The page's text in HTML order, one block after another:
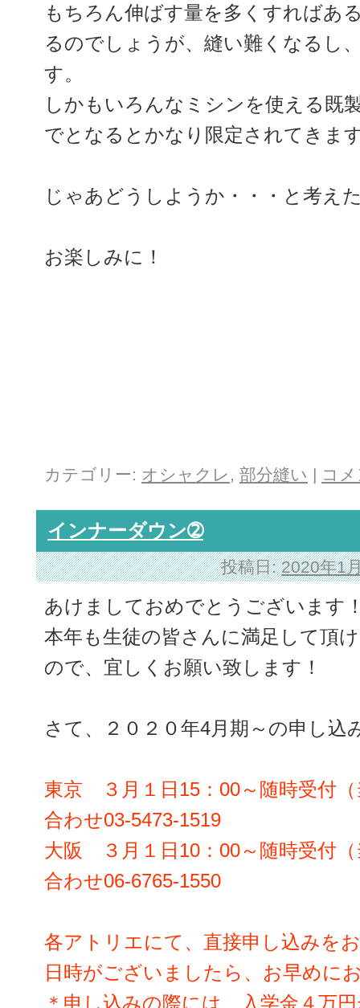
もちろん伸ばす量を多くすればあ
るのでしょうが、縫い難くなるし
す。
しかもいろんなミシンを使える既
でとなるとかなり限定されてきま
じゃあどうしようか・・・と考え
お楽しみに！
カテゴリー: オシャクレ 部分縫い | コ
インナーダウン➁
投稿日: 2020年1
あけましておめでとうございます
本年も生徒の皆さんに満足して頂
ので、宜しくお願い致します！
さて、２０２０年4月期～の申し込
東京 ３月１日15：00～随時受付
合わせ03-5473-1519
大阪 ３月１日10：00～随時受付
合わせ06-6765-1550
各アトリエにて、直接申し込みを
日時がございましたら、お早めに
＊申し込みの際には、入学金４万